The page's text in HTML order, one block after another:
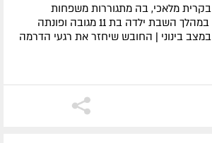
מלאכי, בה מתגוררות משפחות
חב"דיות רבות, נפלה במהלך השבת ילדה בת 11 מגובה ופונתה
בינוני | החובש שיחזר את רגעי הדרמה